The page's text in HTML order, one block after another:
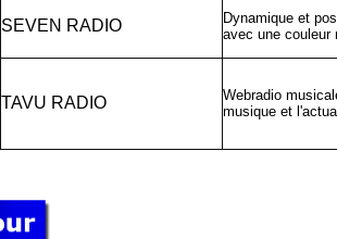
SEVEN RADIO
Dynamique et
avec une couleur
TAVU RADIO
Webradio
musique et